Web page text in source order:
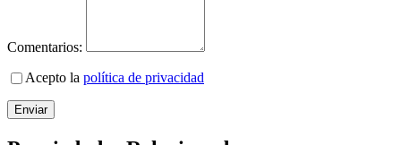
Comentarios:
Acepto la política de privacidad
Enviar